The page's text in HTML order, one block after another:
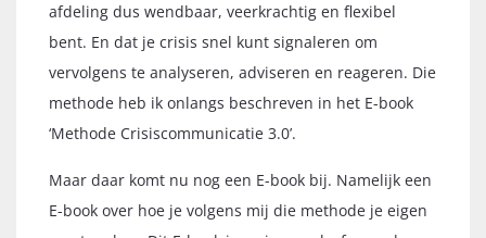
afdeling dus wendbaar, veerkrachtig en flexibel
bent. En dat je crisis snel kunt signaleren om
vervolgens te analyseren, adviseren en reageren. Die
methode heb ik onlangs beschreven in het E-book
‘Methode Crisiscommunicatie 3.0’.
Maar daar komt nu nog een E-book bij. Namelijk een
E-book over hoe je volgens mij die methode je eigen